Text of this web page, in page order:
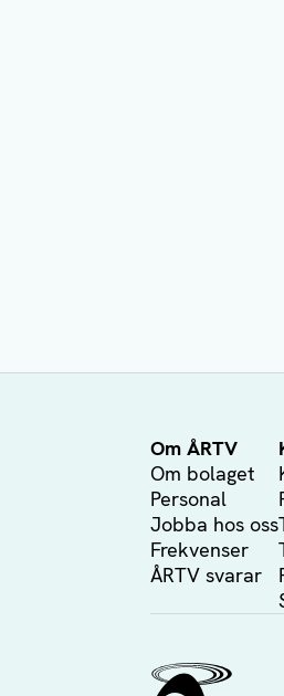
Om ÅRTV
Om bolaget
Personal
Jobba hos oss
Frekvenser
ÅRTV svarar
Ålands Radio &